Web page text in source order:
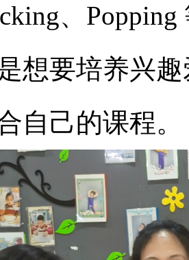
、
想要培养兴
自己的课程。